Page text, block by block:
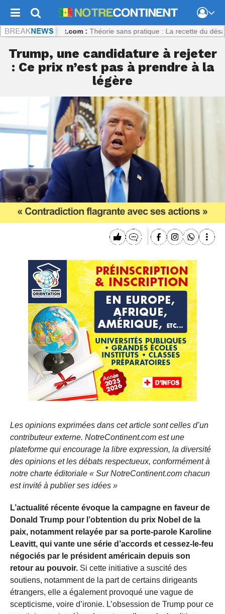
: Théorie sans pratique : La recette du désastre
Trump, une candidature à rejeter
: Ce prix n’est pas à prendre à la
légère
Les opinions exprimées dans cet article sont celles d’un
contributeur externe. NotreContinent.com est une
plateforme qui encourage la libre expression, la diversité
des opinions et les débats respectueux, conformément à
notre charte éditoriale « Sur NotreContinent.com chacun
est invité à publier ses idées »
L’actualité récente évoque la campagne en faveur de
Donald Trump pour l’obtention du prix Nobel de la
paix, notamment relayée par sa porte-parole Karoline
Leavitt, qui vante une série d’accords et cessez-le-feu
négociés par le président américain depuis son
retour au pouvoir. Si cette initiative a suscité des
soutiens, notamment de la part de certains dirigeants
étrangers, elle a également provoqué une vague de
scepticisme, voire d’ironie. L’obsession de Trump pour ce